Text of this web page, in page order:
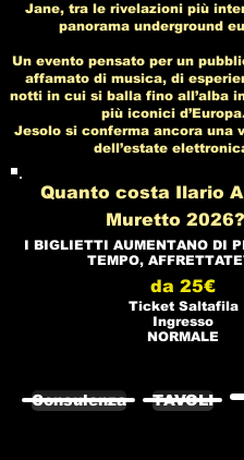
Jane, tra le rivelazioni più
panorama underground
Un evento pensato per un
affamato di musica, di
notti in cui si balla fino all’alba
più iconici
Jesolo si conferma ancora una
dell’estate
Quanto costa Ilario
Muretto 2026?
I BIGLIETTI AUMENTANO DI
TEMPO,
da 25€
Ticket Saltafila
Ingresso
NORMALE
Consulenza TAVOLI